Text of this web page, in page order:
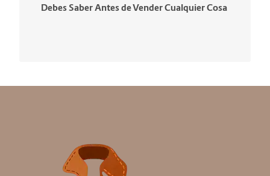
Debes Saber Antes de Vender Cualquier Cosa